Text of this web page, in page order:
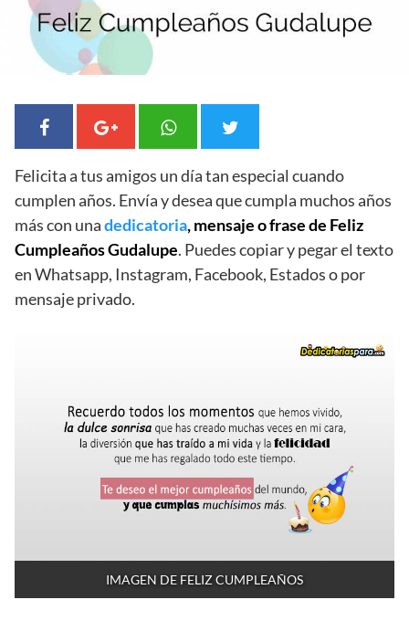
Felicita a tus amigos un día tan especial cuando
cumplen años. Envía y desea que cumpla muchos años
más con unadedicatoria, mensaje o frase de Feliz
Cumpleaños Gudalupe. Puedes copiar y pegar el texto
en Whatsapp, Instagram, Facebook, Estados o por
mensaje privado.
IMAGEN DE FELIZ CUMPLEAÑOS